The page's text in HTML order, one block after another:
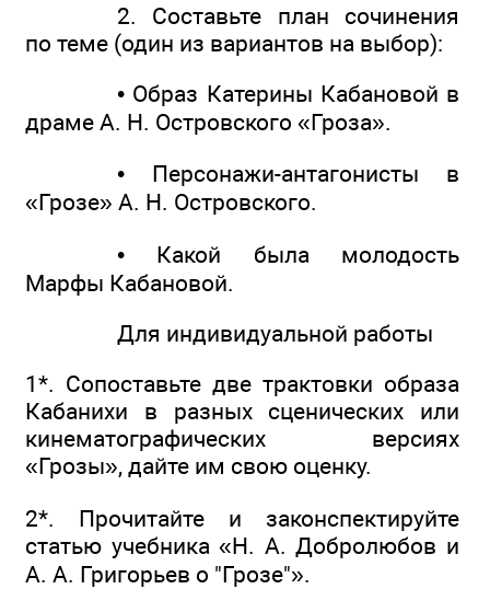
2. Составьте план сочинения
по теме (один из вариантов на выбор):
• Образ Катерины Кабановой в
драме А. Н. Островского «Гроза».
• Персонажи-антагонисты в
«Грозе» А. Н. Островского.
• Какой была молодость
Марфы Кабановой.
Для индивидуальной работы
1*. Сопоставьте две трактовки образа
Кабанихи в разных сценических или
кинематографических версиях
«Грозы», дайте им свою оценку.
2*. Прочитайте и законспектируйте
статью учебника «Н. А. Добролюбов и
А. А. Григорьев о "Грозе"».